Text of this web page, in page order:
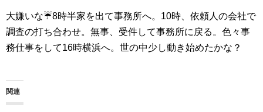
大嫌いな☔8時半家を出て事務所へ。10時、依頼人の会社で
調査の打ち合わせ。無事、受件して事務所に戻る。色々事
務仕事をして16時横浜へ。世の中少し動き始めたかな？
関連